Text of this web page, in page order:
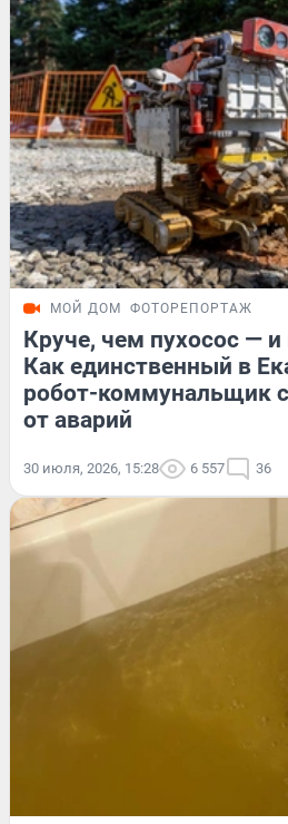
МОЙ ДОМ ФОТОРЕПОРТАЖ
Круче, чем пухосос —
Как единственный в
робот-коммунальщик
от аварий
30 июля, 2026, 15:28 6 557 36